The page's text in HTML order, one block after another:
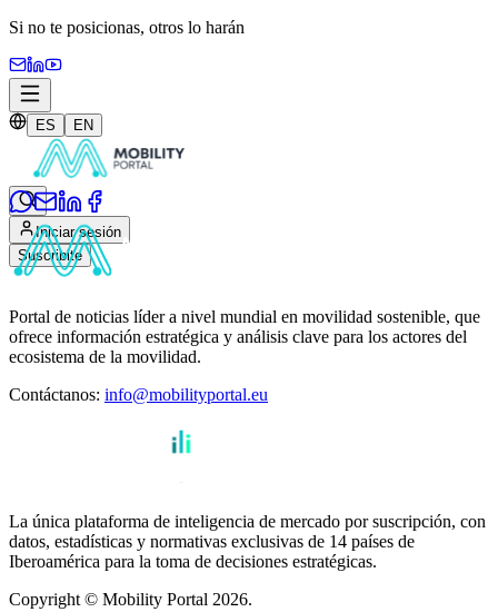
Si no te posicionas, otros lo harán
ES EN
Iniciar sesión
Suscribite
Portal de noticias líder a nivel mundial en movilidad sostenible, que
ofrece información estratégica y análisis clave para los actores del
ecosistema de la movilidad.
Contáctanos: info@mobilityportal.eu
La única plataforma de inteligencia de mercado por suscripción, con
datos, estadísticas y normativas exclusivas de 14 países de
Iberoamérica para la toma de decisiones estratégicas.
Copyright © Mobility Portal 2026.